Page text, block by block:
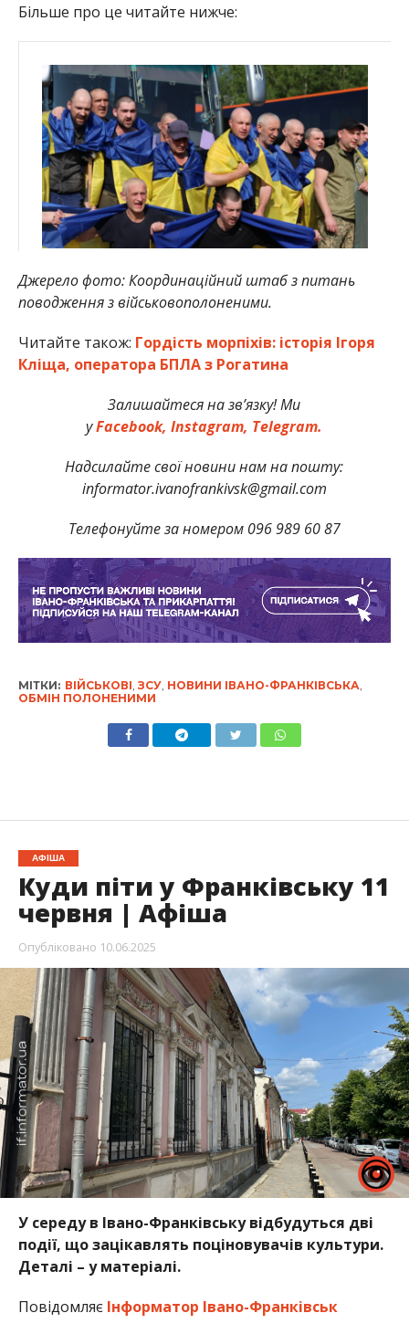
Більше про це читайте нижче:
Джерело фото: Координаційний штаб з питань
поводження з військовополоненими.
Читайте також: Гордість морпіхів: історія Ігоря
Кліща, оператора БПЛА з Рогатина
Залишайтеся на зв’язку! Ми
уFacebook, Instagram, Telegram.
Надсилайте свої новини нам на пошту:
informator.ivanofrankivsk@gmail.com
Телефонуйте за номером 096 989 60 87
МІТКИ: ВІЙСЬКОВІ, ЗСУ, НОВИНИ ІВАНО-ФРАНКІВСЬКА,
ОБМІН ПОЛОНЕНИМИ
АФІША
Куди піти у Франківську 11
червня | Афіша
Опубліковано 10.06.2025
У середу в Івано-Франківську відбудуться дві
події, що зацікавлять поціновувачів культури.
Деталі – у матеріалі.
Повідомляє Інформатор Івано-Франківськ